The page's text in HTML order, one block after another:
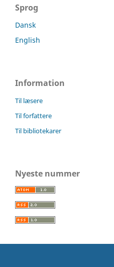
Sprog
Dansk
English
Information
Til læsere
Til forfattere
Til bibliotekarer
Nyeste nummer